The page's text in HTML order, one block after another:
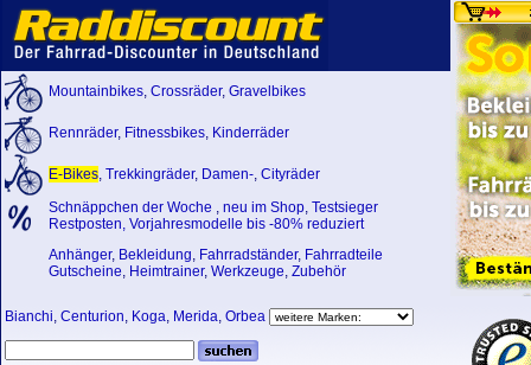
Mountainbikes, Crossräder, Gravelbikes
Rennräder, Fitnessbikes, Kinderräder
E-Bikes, Trekkingräder, Damen-, Cityräder
Schnäppchen der Woche , neu im Shop, Testsieger
Restposten, Vorjahresmodelle bis -80% reduziert
Anhänger, Bekleidung, Fahrradständer, Fahrradteile
Gutscheine, Heimtrainer, Werkzeuge, Zubehör
Bianchi, Centurion, Koga, Merida, Orbea